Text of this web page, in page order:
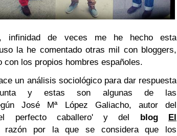
infinidad de veces me he hecho esta
la he comentado otras mil con bloggers,
con los propios hombres españoles.
un análisis sociológico para dar respuesta
y estas son algunas de las
José Mª López Galiacho, autor del
perfecto caballero' y del blog El
razón por la que se considera que los